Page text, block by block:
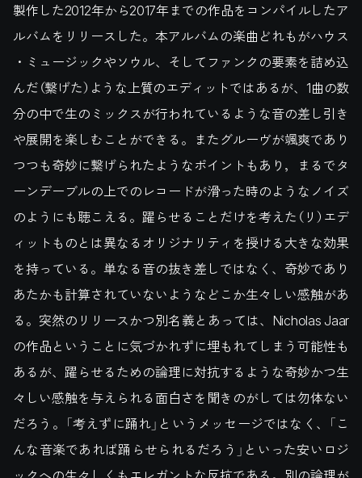
製作した2012年から2017年までの作品をコンパイルしたア
ルバムをリリースした。本アルバムの楽曲どれもがハウス
・ミュージックやソウル、そしてファンクの要素を詰め込
んだ（繋げた）ような上質のエディットではあるが、1曲の数
分の中で生のミックスが行われているような音の差し引き
や展開を楽しむことができる。またグルーヴが颯爽であり
つつも奇妙に繋げられたようなポイントもあり，まるでタ
ーンデーブルの上でのレコードが滑った時のようなノイズ
のようにも聴こえる。躍らせることだけを考えた（リ）エデ
ィットものとは異なるオリジナリティを授ける大きな効果
を持っている。単なる音の抜き差しではなく、奇妙であり
あたかも計算されていないようなどこか生々しい感触があ
る。突然のリリースかつ別名義とあっては、Nicholas Jaar
の作品ということに気づかれずに埋もれてしまう可能性も
あるが、躍らせるための論理に対抗するような奇妙かつ生
々しい感触を与えられる面白さを聞きのがしては勿体ない
だろう。「考えずに踊れ」というメッセージではなく、「こ
んな音楽であれば踊らせられるだろう」といった安いロジ